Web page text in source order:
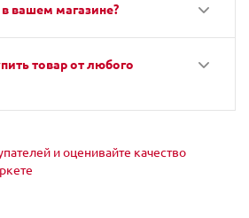
вашем магазине?
товар от любого